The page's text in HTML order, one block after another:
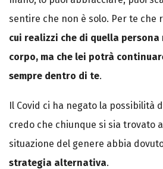
sentire che non è solo. Per te che
cui realizzi che di quella
corpo, ma che lei potrà
sempre dentro di te.
Il Covid ci ha negato la possibilità
credo che chiunque si sia trovato
situazione del genere abbia
strategia alternativa.